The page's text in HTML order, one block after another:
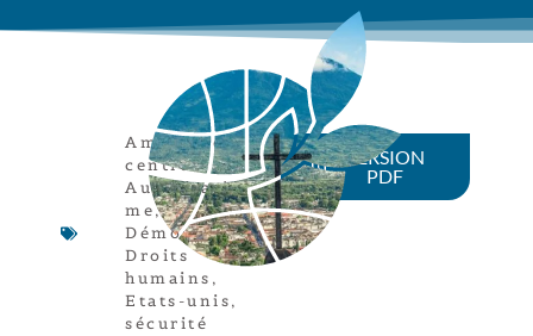
Amérique
centrale,
Autoritaris
me,
Démocratie,
Droits
humains ,
Etats-unis,
sécurité
VERSION
PDF